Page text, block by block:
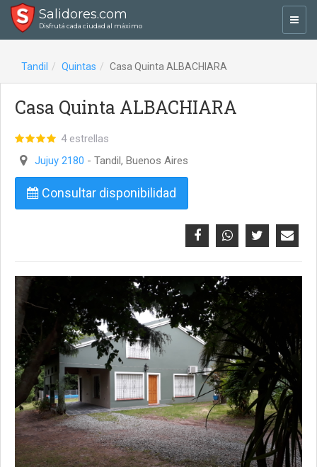
Salidores.com
Disfrutá cada ciudad al máximo
Tandil Quintas Casa Quinta ALBACHIARA
Casa Quinta ALBACHIARA
4 estrellas
Jujuy 2180 - Tandil, Buenos Aires
Consultar disponibilidad